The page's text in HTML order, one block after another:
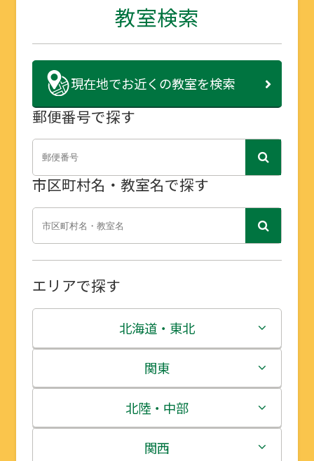
教室検索
現在地でお近くの教室を検索
郵便番号で探す
市区町村名・教室名で探す
エリアで探す
北海道・東北
北海道
青森県
岩手県
関東
茨城県
栃木県
北陸・中部
新潟県
関西